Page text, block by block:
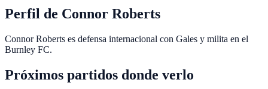
Perfil de Connor Roberts
Connor Roberts es defensa internacional con Gales y milita en el
Burnley FC.
Próximos partidos donde verlo